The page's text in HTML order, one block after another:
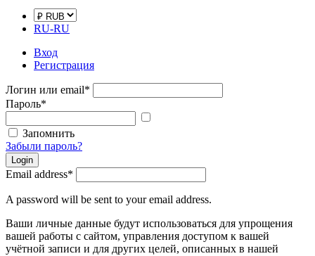
RU-RU
Вход
Регистрация
Логин или email*
Пароль*
Запомнить
Забыли пароль?
Login
Email address*
A password will be sent to your email address.
Ваши личные данные будут использоваться для упрощения
вашей работы с сайтом, управления доступом к вашей
учётной записи и для других целей, описанных в нашей